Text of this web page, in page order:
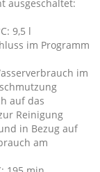
ausgeschaltet:
9,5 l
im Programm
im
auf das
Reinigung
in Bezug auf
am